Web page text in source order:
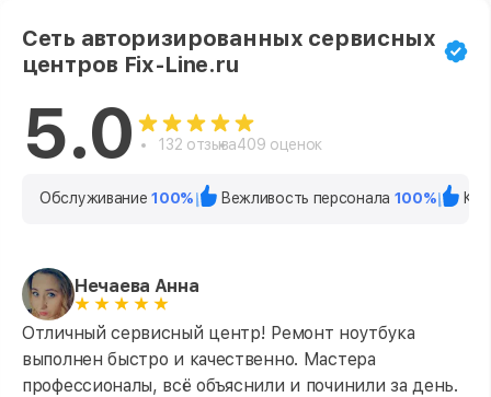
Сеть авторизированных сервисных
центров Fix-Line.ru
5.0 132 отзыва409 оценок
Обслуживание100% Вежливость персонала 100%
Нечаева Анна
Отличный сервисный центр! Ремонт ноутбука
выполнен быстро и качественно. Мастера
профессионалы, всё объяснили и починили за день.